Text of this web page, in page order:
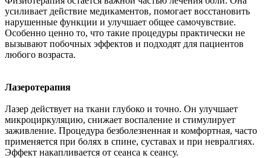
усиливает действие медикаментов, помогает восстановить
нарушенные функции и улучшает общее самочувствие.
Особенно ценно то, что такие процедуры практически не
вызывают побочных эффектов и подходят для пациентов
любого возраста.
Лазеротерапия
Лазер действует на ткани глубоко и точно. Он улучшает
микроциркуляцию, снижает воспаление и стимулирует
заживление. Процедура безболезненная и комфортная, часто
применяется при болях в спине, суставах и при невралгиях.
Эффект накапливается от сеанса к сеансу.